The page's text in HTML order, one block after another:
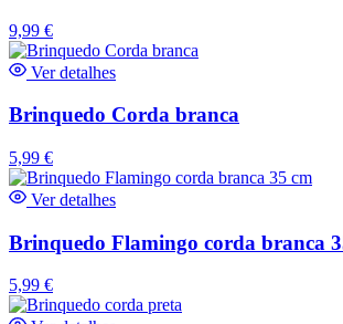
9,99 €
Ver detalhes
Brinquedo Corda branca
5,99 €
Ver detalhes
Brinquedo Flamingo corda branca
5,99 €